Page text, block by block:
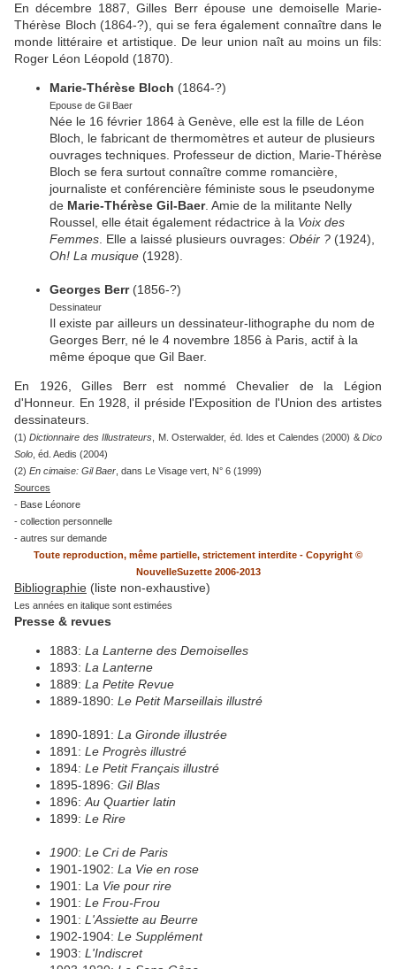
En décembre 1887, Gilles Berr épouse une demoiselle Marie-
Thérèse Bloch (1864-?), qui se fera également connaître dans le
monde littéraire et artistique. De leur union naît au moins un fils:
Roger Léon Léopold (1870).
Marie-Thérèse Bloch (1864-?)
Epouse de Gil Baer
Née le 16 février 1864 à Genève, elle est la fille de Léon
Bloch, le fabricant de thermomètres et auteur de plusieurs
ouvrages techniques. Professeur de diction, Marie-Thérèse
Bloch se fera surtout connaître comme romancière,
journaliste et conférencière féministe sous le pseudonyme
de Marie-Thérèse Gil-Baer. Amie de la militante Nelly
Roussel, elle était également rédactrice à la Voix des
Femmes . Elle a laissé plusieurs ouvrages: Obéir ? (1924),
Oh! La musique (1928).
Georges Berr (1856-?)
Dessinateur
Il existe par ailleurs un dessinateur-lithographe du nom de
Georges Berr, né le 4 novembre 1856 à Paris, actif à la
même époque que Gil Baer.
En 1926, Gilles Berr est nommé Chevalier de la Légion
d'Honneur. En 1928, il préside l'Exposition de l'Union des artistes
dessinateurs.
(1)Dictionnaire des Illustrateurs , M. Osterwalder, éd. Ides et Calendes (2000) &Dico
Solo , éd. Aedis (2004)
(2) En cimaise: Gil Baer , dans Le Visage vert, N° 6 (1999)
Sources
- Base Léonore
- collection personnelle
- autres sur demande
Toute reproduction, même partielle, strictement interdite - Copyright ©
NouvelleSuzette 2006-2013
Bibliographie (liste non-exhaustive)
Les années en italique sont estimées
Presse & revues
1883: La Lanterne des Demoiselles
1893: La Lanterne
1889: La Petite Revue
1889-1890: Le Petit Marseillais illustré
1890-1891: La Gironde illustrée
1891: Le Progrès illustré
1894: Le Petit Français illustré
1895-1896: Gil Blas
1896: Au Quartier latin
1899: Le Rire
1900: Le Cri de Paris
1901-1902: La Vie en rose
1901: L a Vie pour rire
1901: Le Frou-Frou
1901: L'Assiette au Beurre
1902-1904: Le Supplément
1903: L'Indiscret